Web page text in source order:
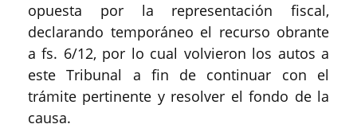
opuesta por la representación fiscal,
declarando temporáneo el recurso obrante
a fs. 6/12, por lo cual volvieron los autos a
este Tribunal a fin de continuar con el
trámite pertinente y resolver el fondo de la
causa.